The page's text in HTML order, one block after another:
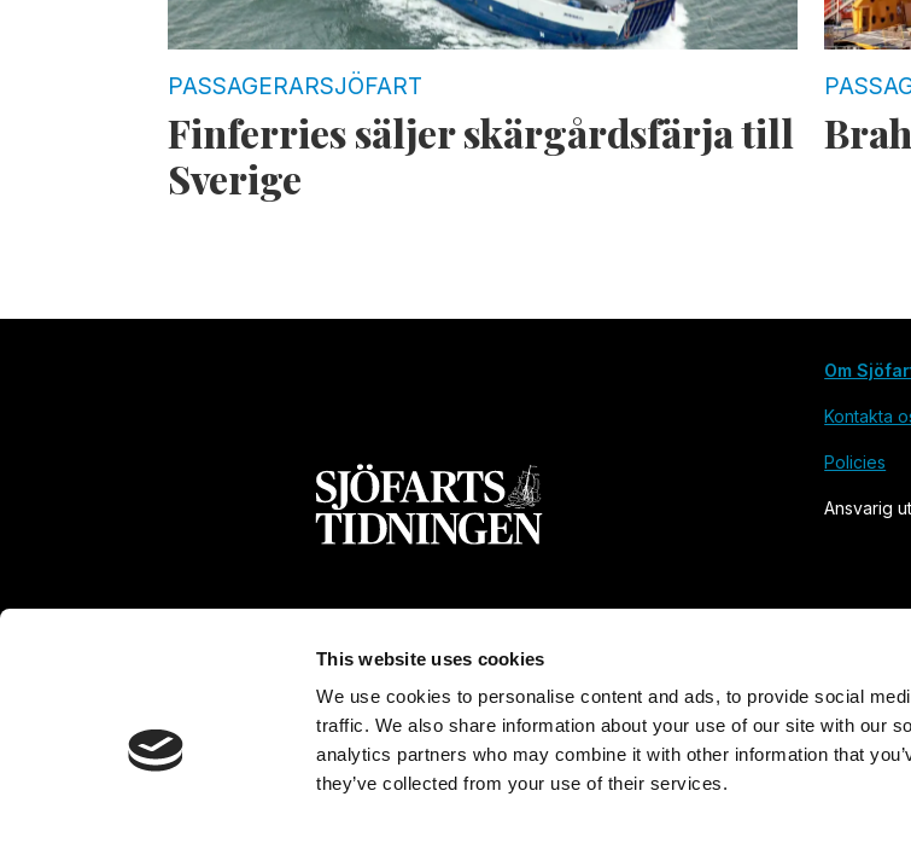
This website uses cookies
We use cookies to personalise content and ads, to provide social
traffic. We also share information about your use of our site with our
analytics partners who may combine it with other information that
they’ve collected from your use of their services.
PASSAGERARSJÖFART
Finferries säljer skärgårdsfärja till
Sverige
Om
Kontakta
Policies
Ansvarig
Grundad 1905. Utges av Svensk Sjöfarts